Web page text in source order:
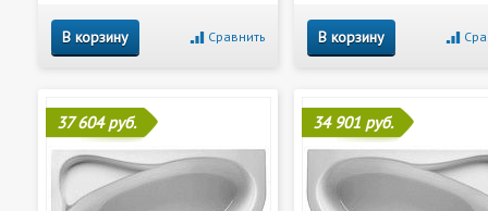
В корзину Сравнить В корзину
37 604 руб. 34 901 руб.